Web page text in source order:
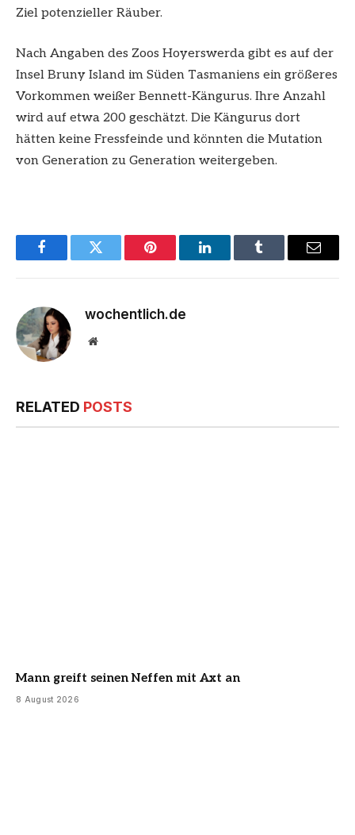
Ziel potenzieller Räuber.
Nach Angaben des Zoos Hoyerswerda gibt es auf der
Insel Bruny Island im Süden Tasmaniens ein größeres
Vorkommen weißer Bennett-Kängurus. Ihre Anzahl
wird auf etwa 200 geschätzt. Die Kängurus dort
hätten keine Fressfeinde und könnten die Mutation
von Generation zu Generation weitergeben.
FacebookTwitter Pinterest LinkedInTumblr Email
wochentlich.de
Website
RELATED POSTS
Mann greift seinen Neffen mit Axt an
8 August 2026